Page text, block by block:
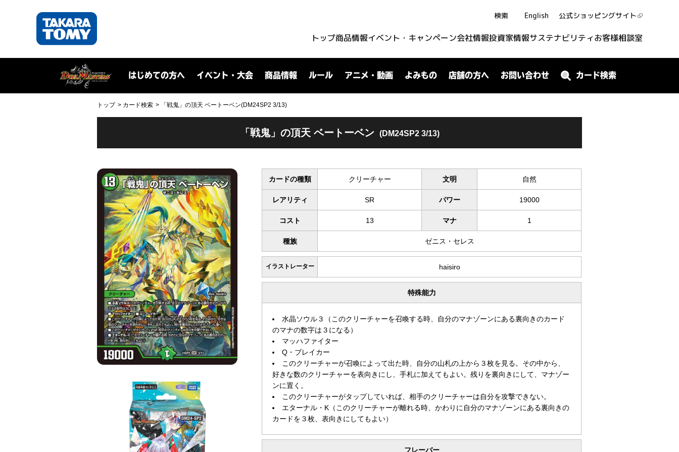
検索 English 公式ショッピングサイト
トップ商品情報イベント・キャンペーン会社情報投資家情報サステナビリティお客様相談室
はじめての方へ イベント・大会 商品情報 ルール アニメ・動画 よみもの 店舗の方へ お問い合わせ カード検索
トップ カード検索 「戦鬼」の頂天 ベートーベン(DM24SP2 3/13)
「戦鬼」の頂天 ベートーベン (DM24SP2 3/13)
カードの種類 クリーチャー 文明 自然
レアリティ SR パワー 19000
コスト 13 マナ 1
種族 ゼニス・セレス
イラストレーター haisiro
特殊能力
水晶ソウル３（このクリーチャーを召喚する時、自分のマナゾーンにある裏向きのカード
のマナの数字は３になる）
マッハファイター
Q・ブレイカー
このクリーチャーが召喚によって出た時、自分の山札の上から３枚を見る。その中から、
好きな数のクリーチャーを表向きにし、手札に加えてもよい。残りを裏向きにして、マナゾー
ンに置く。
このクリーチャーがタップしていれば、相手のクリーチャーは自分を攻撃できない。
エターナル・Κ（このクリーチャーが離れる時、かわりに自分のマナゾーンにある裏向きの
カードを３枚、表向きにしてもよい）
フレーバー